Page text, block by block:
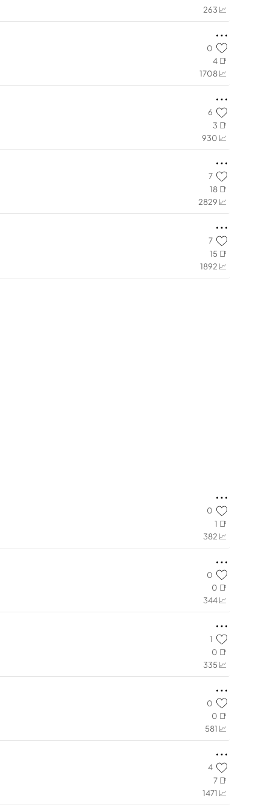
263 📈
0
4 📑
1708 📈
6
3 📑
930 📈
7
18 📑
2829 📈
7
15 📑
1892 📈
0
1 📑
382 📈
0
0 📑
344 📈
1
0 📑
335 📈
0
0 📑
581 📈
4
7 📑
1471 📈